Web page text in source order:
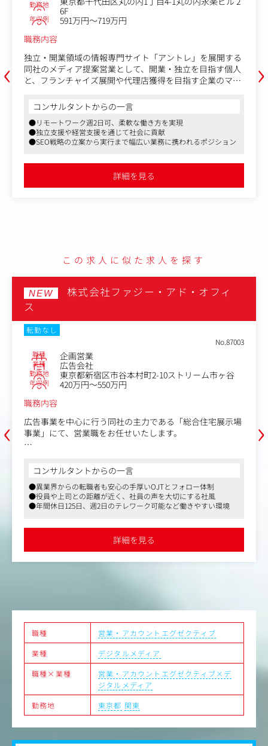
‹サイト「アントレ」を展開する
して、開業・独立を目指す個人
代理店獲得を目指す企業のマッ
の独立開業マッチングメディア
、テクニカル/コンテンツ両面
をお任せします。
広告などのWeb広告運用全般
柔軟な働き方を実現
て社会に貢献
で幅広い業務に携われるポジション
業種 デジタルメディア
職務内容
独立・開業領域の情報専
当社のメディア提案営業
グ支援を行っていただき
既存7割と新規はそこまで
添った提案が可能な環境
■業務内容
をお任せします。
・後継者やFCを募集した
の掲載の提案や、現在掲
案・支援
└顧客の経営、事業を理
て、さまざまな視点から
(例：集客に困っている顧
└事業拡大したいが、ま
ランチャイズ制度を一か
└顧客の要望を踏まえた
る等
★顧客の特徴：中小企業
■組織について
20代～30代の社員が中心
題や解決策を多く提案し
※経営者とビジネスの会
【仕事内容（変更の範囲
コンサルタントからの
● 在宅と出社のハイブリッド
● フレックスタイム制、年間
›
この求人に似た求人を探す
‹
NEW
株式会社ファジー・アド・オフィ
ス
転勤なし
No.87003
職種 企画営業
業種 広告会社
勤務地 東京都新宿区市谷本村町2-10ストリーム市ヶ谷
年収例
420万円～550万円
職務内容
広告事業を中心に行う同社の主力である「総合住宅展示場
事業」にて、営業職をお任せいたします。
ハウスメーカー様への訪問を中心に住宅展示場の集客最大
化に向けた企画営業をお任せします。(1人当たり1～2展示
場を担当)
・顧客の売上向上の為に展示場の集客を最大化させること
がメイン。
M・イベント等)を企画・提案していただきます。企画は、
企画チームと協働して行います。
＜同社の強み＞
・大手ハウスメーカーのモデルハウスが集まる総合住宅展
示場の販促広告企画をメイン事業に、長年にわたり確かな
実績を残しています
・住宅展示場の企画運営から各種プロモーション業務全般
で業界トップクラスです
創業から30年以上続く経験と実績により、多角的なアイデ
ィアを駆使した最新の総合住宅展示場を企画し、運営まで
自社で行っていることが特徴です
・住宅展示場ビジネスは7～10年以上の長期契約が多く、
固定収入により業績が安定しています
競合も少なく、(関東圏では10社程度)、その内10カ所以上
コンサルタントからの一言
●異業界からの転職者も安心の手厚いOJTとフォロー体制
●役員や上司との距離が近く、社員の声を大切にする社風
●年間休日125日、週2日のテレワーク可能など働きやすい環境
詳細を見る
›
職種
営業・アカウントエグゼクティブ
業種
デジタルメディア
職種×業種
営業・アカウントエグゼクティブ×デ
ジタルメディア
勤務地
東京都 関東